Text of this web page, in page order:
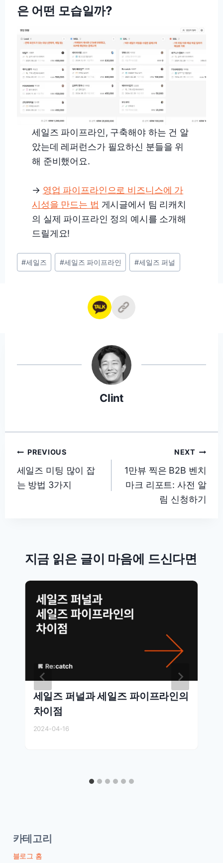
은 어떤 모습일까?
세일즈 파이프라인, 구축해야 하는 건 알
았는데 레퍼런스가 필요하신 분들을 위
해 준비했어요.
→ 영업 파이프라인으로 비즈니스에 가
시성을 만드는 법 게시글에서 팀 리캐치
의 실제 파이프라인 정의 예시를 소개해
드릴게요!
Post
Tags:
#세일즈 #세일즈 파이프라인 #세일즈 퍼널
Clint
글
탐
색
PREVIOUS
세일즈 미팅 많이 잡
는 방법 3가지
NEXT
1만뷰 찍은 B2B 벤치
마크 리포트: 사전 알
림 신청하기
지금 읽은 글이 마음에 드신다면
세일즈 퍼널과 세일즈 파이프라인의
차이점
2024-04-16
카테고리
블로그 홈